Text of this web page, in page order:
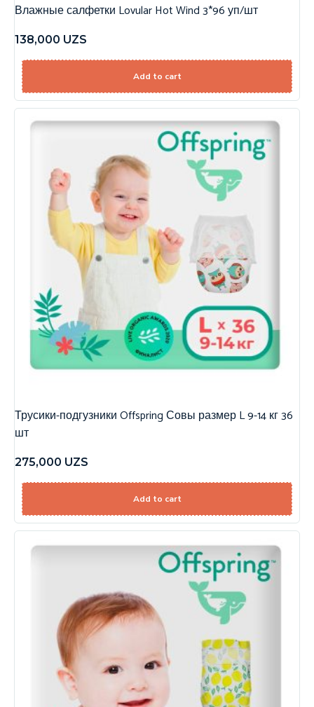
Влажные салфетки Lovular Hot Wind 3*96 уп/шт
138,000 UZS
Add to cart
Трусики-подгузники Offspring Совы размер L 9-14 кг 36
шт
275,000 UZS
Add to cart